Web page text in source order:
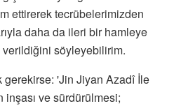
ettirerek tecrübelerimizden
daha da ileri bir hamleye
verildiğini söyleyebilirim.
gerekirse: 'Jin Jiyan Azadî İle
ve sürdürülmesi;